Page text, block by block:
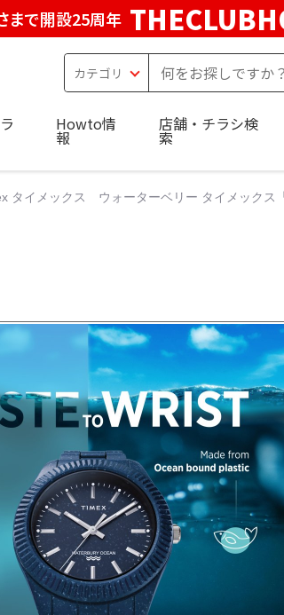
まで開設25周年
Howto情
報
店舗・チラシ検
索
タイメックス ウォーターベリー タイメックス